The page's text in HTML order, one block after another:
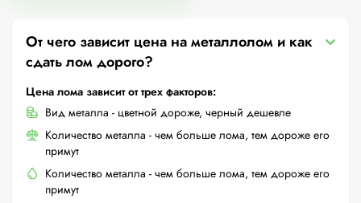
От чего зависит цена на металлолом и как
сдать лом дорого?
Цена лома зависит от трех факторов:
Вид металла - цветной дороже, черный дешевле
Количество металла - чем больше лома, тем дороже его
примут
Количество металла - чем больше лома, тем дороже его
примут